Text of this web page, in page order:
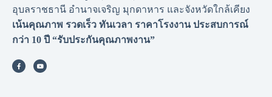
อุบลราชธานี อำนาจเจริญ มุกดาหาร และจังหวัดใกล้เคียง
เน้นคุณภาพ รวดเร็ว ทันเวลา ราคาโรงงาน ประสบการณ์
กว่า 10 ปี “รับประกันคุณภาพงาน”